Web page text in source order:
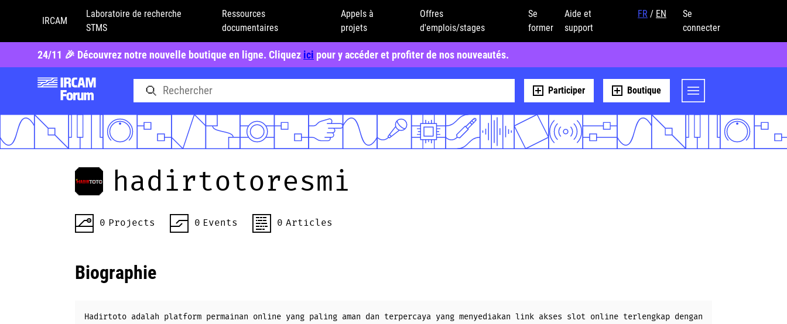
IRCAM
Laboratoire de recherche
STMS
Ressources
documentaires
Appels à
projets
Offres
d'emplois/stages
Se
former
Aide et
support
FR / EN
Se
connecter
24/11 🎉 Découvrez notre nouvelle boutique en ligne. Cliquez ici pour y accéder et profiter de nos nouveautés.
Participer Boutique
hadirtotoresmi
0 Projects 0 Events 0 Articles
Biographie
Hadirtoto adalah platform permainan online yang paling aman dan terpercaya yang menyediakan link akses slot online terlengkap dengan